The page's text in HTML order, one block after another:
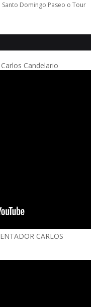
Santo Domingo Paseo o Tour
Candelario
CARLOS